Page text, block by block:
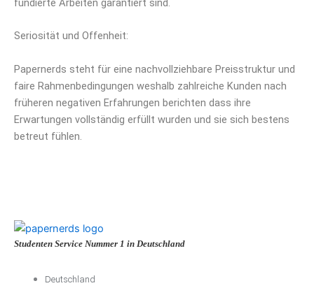
fundierte Arbeiten garantiert sind.
Seriosität und Offenheit:
Papernerds steht für eine nachvollziehbare Preisstruktur und
faire Rahmenbedingungen weshalb zahlreiche Kunden nach
früheren negativen Erfahrungen berichten dass ihre
Erwartungen vollständig erfüllt wurden und sie sich bestens
betreut fühlen.
Studenten Service Nummer 1 in Deutschland
Deutschland